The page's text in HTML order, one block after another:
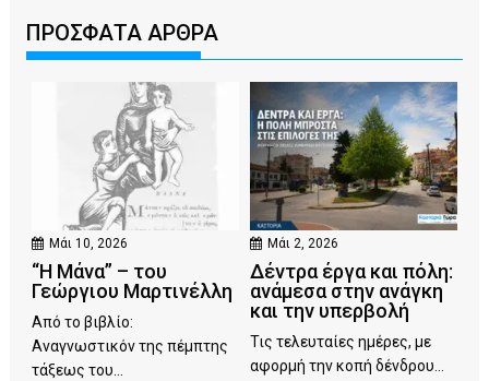
ΠΡΟΣΦΑΤΑ ΑΡΘΡΑ
Μάι 10, 2026
“Η Μάνα” – του
Γεώργιου Μαρτινέλλη
Από το βιβλίο:
Αναγνωστικόν της πέμπτης
τάξεως του...
Μάι 2, 2026
Δέντρα έργα και πόλη:
ανάμεσα στην ανάγκη
και την υπερβολή
Τις τελευταίες ημέρες, με
αφορμή την κοπή δένδρου...